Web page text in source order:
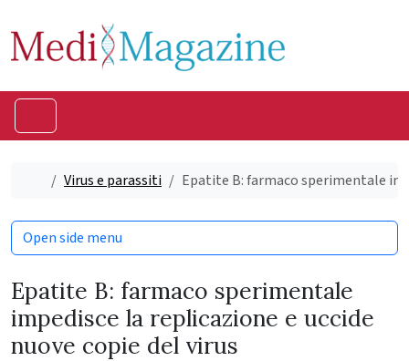
Home
Virus e parassiti Epatite B: farmaco sperimentale
Epatite B: farmaco sperimentale
impedisce la replicazione e uccide
nuove copie del virus
Open side menu